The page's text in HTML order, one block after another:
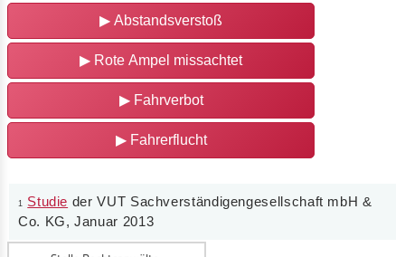
▶ Abstandsverstoß
▶ Rote Ampel missachtet
▶Fahrverbot
▶Fahrerflucht
1 Studie der VUT Sachverständigengesellschaft mbH &
Co. KG, Januar 2013